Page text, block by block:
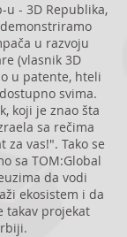
u - 3D Republika,
u razvoju
(vlasnik 3D
u patente, hteli
svima.
koji je znao šta
sa rečima
za vas!". Tako se
sa TOM:Global
da vodi
ekosistem i da
takav projekat